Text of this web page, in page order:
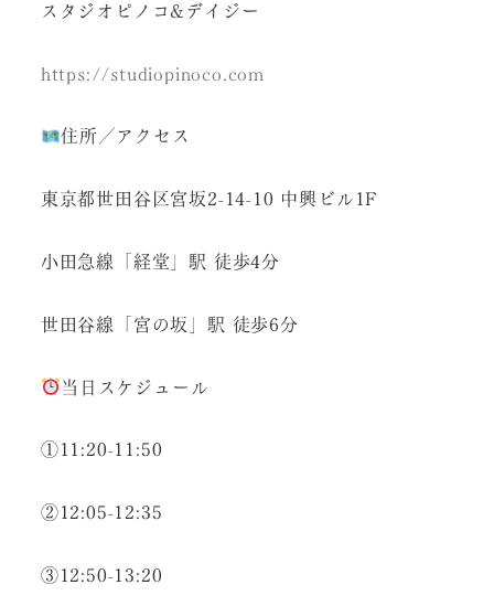
スタジオピノコ&デイジー
https://studiopinoco.com
住所／アクセス
東京都世田谷区宮坂2-14-10 中興ビル1F
小田急線「経堂」駅 徒歩4分
世田谷線「宮の坂」駅 徒歩6分
当日スケジュール
①11:20-11:50
②12:05-12:35
③12:50-13:20